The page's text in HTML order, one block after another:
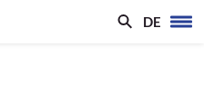
DE